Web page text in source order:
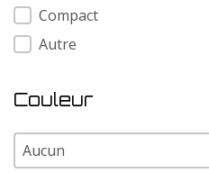
Compact
Autre
Couleur
Couleur
Couleur